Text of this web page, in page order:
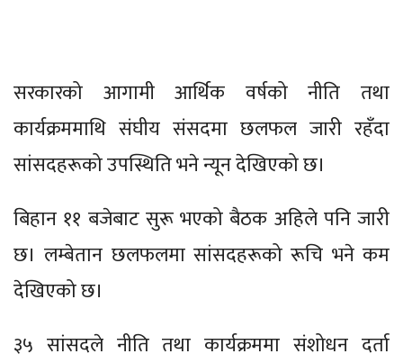
सरकारको आगामी आर्थिक वर्षको नीति तथा
कार्यक्रममाथि संघीय संसदमा छलफल जारी रहँदा
सांसदहरूको उपस्थिति भने न्यून देखिएको छ।
बिहान ११ बजेबाट सुरू भएको बैठक अहिले पनि जारी
छ। लम्बेतान छलफलमा सांसदहरूको रूचि भने कम
देखिएको छ।
३५ सांसदले नीति तथा कार्यक्रममा संशोधन दर्ता